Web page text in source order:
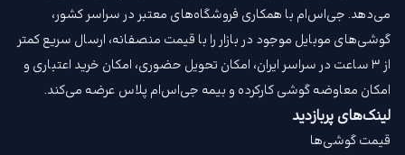
می‌دهد. جی‌اس‌ام با همکاری فروشگاه‌های معتبر در سراسر کشور،
گوشی‌های موبایل موجود در بازار را با قیمت‌ منصفانه، ارسال سریع کمتر
از ۳ ساعت در سراسر ایران، امکان تحویل حضوری، امکان خرید اعتباری و
امکان معاوضه گوشی کارکرده و بیمه جی‌اس‌ام‌ پلاس عرضه می‌کند.
لینک‌های پربازدید
قیمت گوشی‌ها